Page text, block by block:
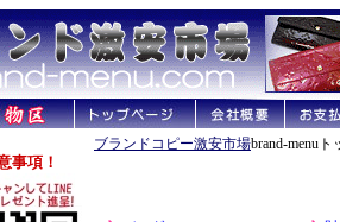
ブランドコピー激安市場brand-menu